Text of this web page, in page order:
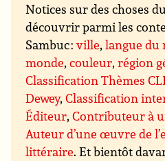
Notices sur des choses
découvrir parmi les
Sambuc :ville,langue du
monde,couleur,région
Classification Thèmes
Dewey,Classification
Éditeur,Contributeur à
Auteur d’une œuvre de
littéraire. Et bientôt